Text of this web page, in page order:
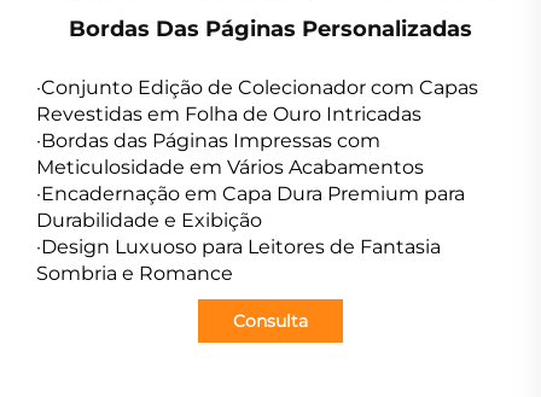
Bordas Das Páginas Personalizadas
·Conjunto Edição de Colecionador com Capas
Revestidas em Folha de Ouro Intricadas
·Bordas das Páginas Impressas com
Meticulosidade em Vários Acabamentos
·Encadernação em Capa Dura Premium para
Durabilidade e Exibição
·Design Luxuoso para Leitores de Fantasia
Sombria e Romance
Consulta